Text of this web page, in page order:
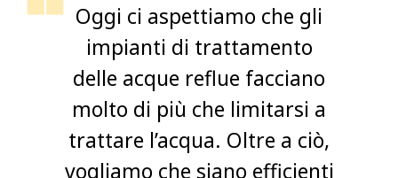
Oggi ci aspettiamo che gli
impianti di trattamento
delle acque reflue facciano
molto di più che limitarsi a
trattare l’acqua. Oltre a ciò,
vogliamo che siano efficienti